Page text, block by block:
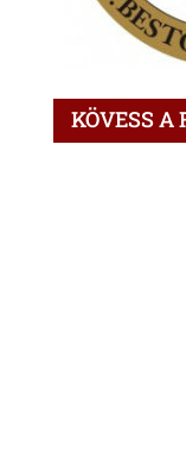
KÖVESS A